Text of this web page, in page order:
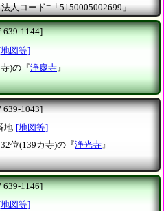
法人コード=「5150005002699」
639-1144]
図等]
)の『浄慶寺 』
639-1043]
地 [地図等]
位(139カ寺)の『浄光寺』
639-1146]
図等]